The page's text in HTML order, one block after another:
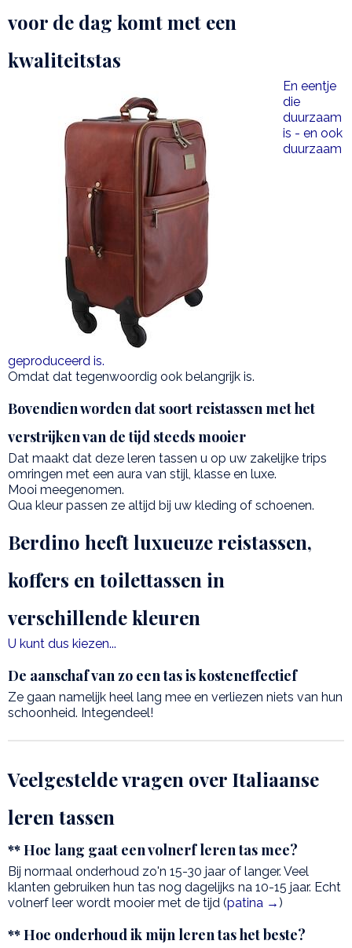
voor de dag komt met een
kwaliteitstas
En eentje
die
duurzaam
is - en ook
duurzaam
geproduceerd is.
Omdat dat tegenwoordig ook belangrijk is.
Bovendien worden dat soort reistassen met het
verstrijken van de tijd steeds mooier
Dat maakt dat deze leren tassen u op uw zakelijke trips
omringen met een aura van stijl, klasse en luxe.
Mooi meegenomen.
Qua kleur passen ze altijd bij uw kleding of schoenen.
Berdino heeft luxueuze reistassen,
koffers en toilettassen in
verschillende kleuren
U kunt dus kiezen...
De aanschaf van zo een tas is kosteneffectief
Ze gaan namelijk heel lang mee en verliezen niets van hun
schoonheid. Integendeel!
Veelgestelde vragen over Italiaanse
leren tassen
** Hoe lang gaat een volnerf leren tas mee?
Bij normaal onderhoud zo'n 15-30 jaar of langer. Veel
klanten gebruiken hun tas nog dagelijks na 10-15 jaar. Echt
volnerf leer wordt mooier met de tijd (patina → )
** Hoe onderhoud ik mijn leren tas het beste?